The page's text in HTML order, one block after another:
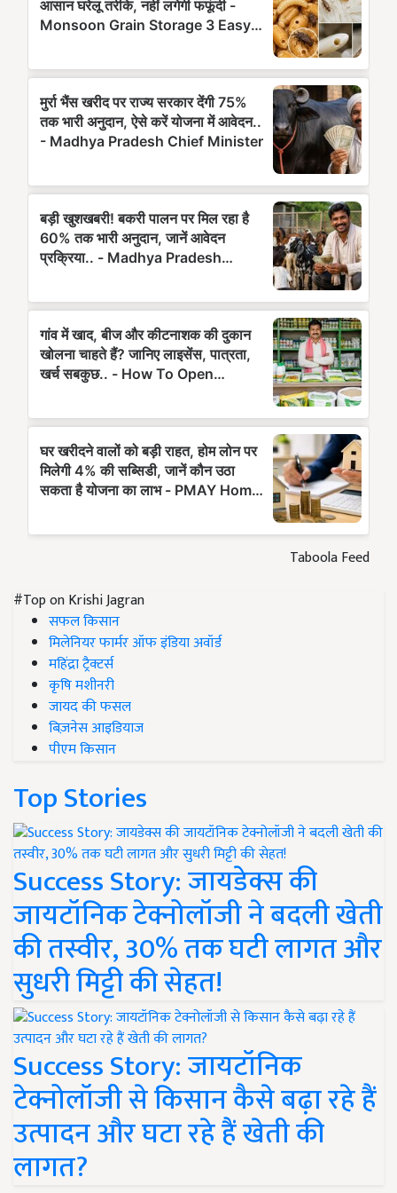
Taboola Feed
#Top on Krishi Jagran
सफल किसान
मिलेनियर फार्मर ऑफ इंडिया अवॉर्ड
महिंद्रा ट्रैक्टर्स
कृषि मशीनरी
जायद की फसल
बिज़नेस आइडियाज
पीएम किसान
Top Stories
Success Story: जायडेक्स की
जायटॉनिक टेक्नोलॉजी ने बदली खेती
की तस्वीर, 30% तक घटी लागत और
सुधरी मिट्टी की सेहत!
Success Story: जायटॉनिक
टेक्नोलॉजी से किसान कैसे बढ़ा रहे हैं
उत्पादन और घटा रहे हैं खेती की
लागत?